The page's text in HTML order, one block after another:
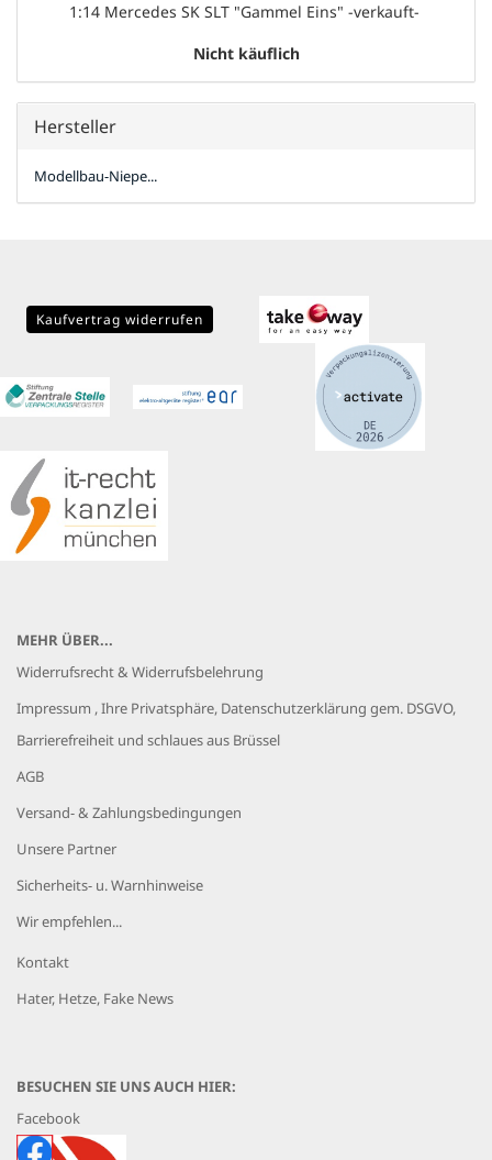
1:14 Mercedes SK SLT "Gammel Eins" -verkauft- ​​
Nicht käuflich
Hersteller
Modellbau-Niepe...
Kaufvertrag widerrufen
MEHR ÜBER...
Widerrufsrecht & Widerrufsbelehrung
Impressum , Ihre Privatsphäre, Datenschutzerklärung gem. DSGVO,
Barrierefreiheit und schlaues aus Brüssel
AGB
Versand- & Zahlungsbedingungen
Unsere Partner
Sicherheits- u. Warnhinweise
Wir empfehlen...
Kontakt
Hater, Hetze, Fake News
BESUCHEN SIE UNS AUCH HIER:
Facebook